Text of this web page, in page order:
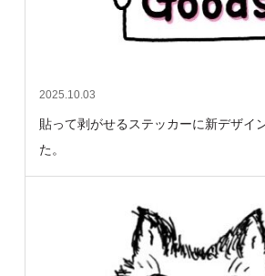
2025.10.03
貼って剥がせるステッカーに新デザイ
た。